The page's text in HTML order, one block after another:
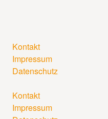
Kontakt
Impressum
Datenschutz
Kontakt
Impressum